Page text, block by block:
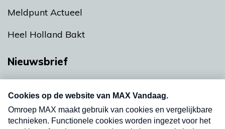
Meldpunt Actueel
Heel Holland Bakt
Nieuwsbrief
nieuwsbrief. Elke vrijdag- en dinsdagochtend in
uw mailbox.